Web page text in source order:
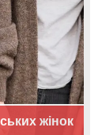
жінок